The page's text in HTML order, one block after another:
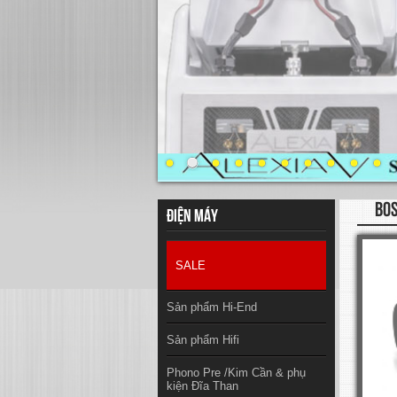
Điện máy
SALE
Sản phẩm Hi-End
Sản phẩm Hifi
Phono Pre /Kim Cần & phụ
kiện Đĩa Than